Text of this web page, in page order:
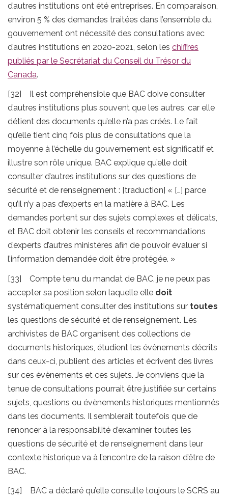
d’autres institutions ont été entreprises. En comparaison,
environ 5 % des demandes traitées dans l’ensemble du
gouvernement ont nécessité des consultations avec
d’autres institutions en 2020-2021, selon les chiffres
publiés par le Secrétariat du Conseil du Trésor du
Canada.
[32] Il est compréhensible que BAC doive consulter
d’autres institutions plus souvent que les autres, car elle
détient des documents qu’elle n’a pas créés. Le fait
qu’elle tient cinq fois plus de consultations que la
moyenne à l’échelle du gouvernement est significatif et
illustre son rôle unique. BAC explique qu’elle doit
consulter d’autres institutions sur des questions de
sécurité et de renseignement : [traduction] « […] parce
qu’il n’y a pas d’experts en la matière à BAC. Les
demandes portent sur des sujets complexes et délicats,
et BAC doit obtenir les conseils et recommandations
d’experts d’autres ministères afin de pouvoir évaluer si
l’information demandée doit être protégée. »
[33] Compte tenu du mandat de BAC, je ne peux pas
accepter sa position selon laquelle elle doit
systématiquement consulter des institutions sur toutes
les questions de sécurité et de renseignement. Les
archivistes de BAC organisent des collections de
documents historiques, étudient les évènements décrits
dans ceux-ci, publient des articles et écrivent des livres
sur ces évènements et ces sujets. Je conviens que la
tenue de consultations pourrait être justifiée sur certains
sujets, questions ou évènements historiques mentionnés
dans les documents. Il semblerait toutefois que de
renoncer à la responsabilité d’examiner toutes les
questions de sécurité et de renseignement dans leur
contexte historique va à l’encontre de la raison d’être de
BAC.
[34] BAC a déclaré qu’elle consulte toujours le SCRS au